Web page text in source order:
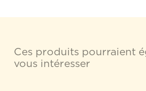
Ces produits pourraient
vous intéresser